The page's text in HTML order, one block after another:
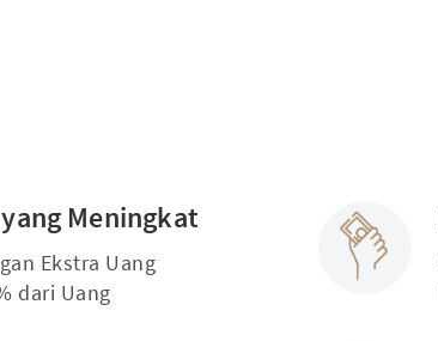
Meningkat
Ekstra Uang
dari Uang